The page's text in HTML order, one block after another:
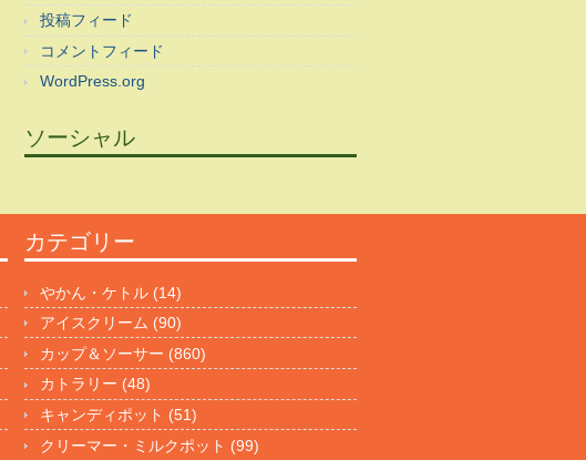
投稿フィード
コメントフィード
WordPress.org
ソーシャル
カテゴリー
やかん・ケトル (14)
アイスクリーム (90)
カップ＆ソーサー (860)
カトラリー (48)
キャンディポット (51)
クリーマー・ミルクポット (99)